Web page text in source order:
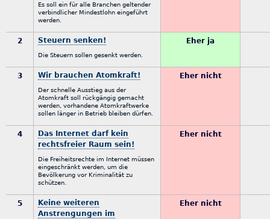
Es soll ein für alle Branchen geltender
verbindlicher Mindestlohn eingeführt
werden.
2 Steuern senken!
Die Steuern sollen gesenkt werden.
Eher ja
3 Wir brauchen Atomkraft!
Der schnelle Ausstieg aus der
Atomkraft soll rückgängig gemacht
werden, vorhandene Atomkraftwerke
sollen länger in Betrieb bleiben dürfen.
Eher nicht
4
Das Internet darf kein
rechtsfreier Raum sein!
Die Freiheitsrechte im Internet müssen
eingeschränkt werden, um die
Bevölkerung vor Kriminalität zu
schützen.
Eher nicht
5
Keine weiteren
Anstrengungen im
Eher nicht